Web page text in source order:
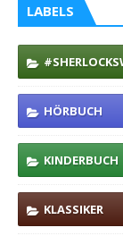
LABELS
HÖRBUCH
KINDERBUCH
KLASSIKER